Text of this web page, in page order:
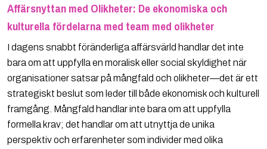
Affärsnyttan med Olikheter: De ekonomiska och
kulturella fördelarna med team med olikheter
I dagens snabbt föränderliga affärsvärld handlar det inte
bara om att uppfylla en moralisk eller social skyldighet när
organisationer satsar på mångfald och olikheter—det är ett
strategiskt beslut som leder till både ekonomisk och kulturell
framgång. Mångfald handlar inte bara om att uppfylla
formella krav; det handlar om att utnyttja de unika
perspektiv och erfarenheter som individer med olika